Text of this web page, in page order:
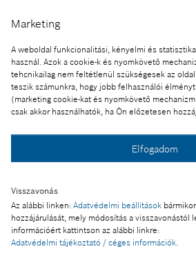
Marketing
A weboldal funkcionalitási, kényelmi és
használ. Azok a cookie-k és nyomkövető
tehcnikailag nem feltétlenül szükségesek az
teszik számunkra, hogy jobb felhasználói
(marketing cookie-kat és nyomkövető
csak akkor használhatók, ha Ön előzetesen
Elfogadom
Visszavonás
Az alábbi linken: Adatvédelmi beállítások
hozzájárulását, mely módosítás a visszavonástól
információért kattintson az alábbi linkre:
Adatvédelmi tájékoztató / céges információk
Ennek a sajtóközleménynek a része:
Az MI-kompatibilis érzékelők
felhasználási lehetőségeket
Műveletek